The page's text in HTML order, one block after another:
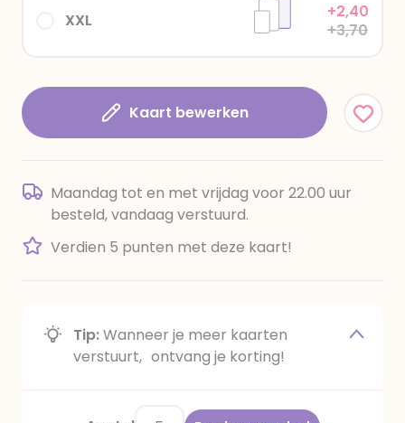
XXL
+2,40
+3,70
Kaart bewerken
Maandag tot en met vrijdag voor 22.00 uur
besteld, vandaag verstuurd.
Verdien 5 punten met deze kaart!
Tip:Wanneer je meer kaarten
verstuurt, ontvang je korting!